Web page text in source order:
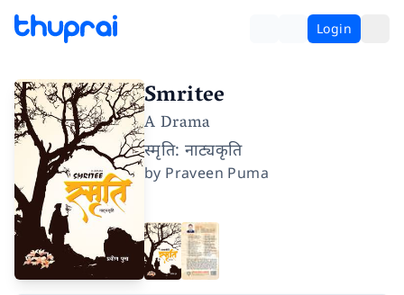
Login
Smritee
A Drama
स्मृति: नाट्यकृति
by Praveen Puma